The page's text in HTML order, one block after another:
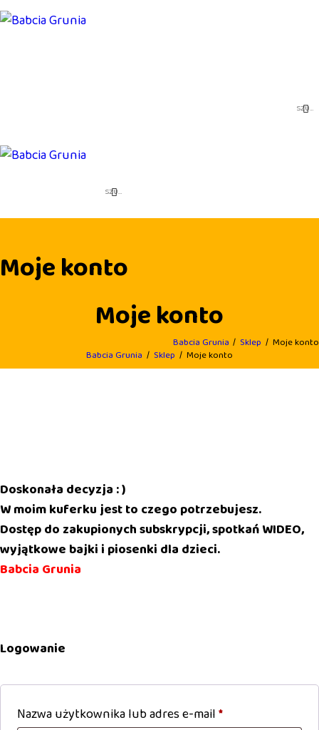
Moje konto
Moje konto
Babcia Grunia Sklep
Moje konto
Babcia Grunia
Sklep Moje konto
PIOSENKI
BAJKI I SŁUCHOWISKA
BLOG
Doskonała decyzja : )
W moim kuferku jest to czego potrzebujesz.
Dostęp do zakupionych subskrypcji, spotkań WIDEO,
wyjątkowe bajki i piosenki dla dzieci.
Babcia Grunia
Logowanie
Nazwa użytkownika lub adres e-mail*